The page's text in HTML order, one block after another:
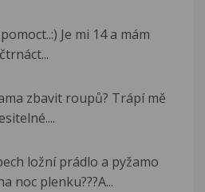
Je mi 14 a mám
zbavit roupů? Trápí mě
ložní prádlo a pyžamo
noc plenku???A...